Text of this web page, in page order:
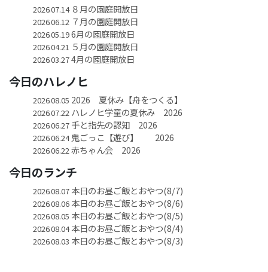
2026.07.14８月の園庭開放日
2026.06.12７月の園庭開放日
2026.05.196月の園庭開放日
2026.04.21 ５月の園庭開放日
2026.03.274月の園庭開放日
今日のハレノヒ
2026.08.05 2026 夏休み【舟をつくる】
2026.07.22ハレノヒ学童の夏休み 2026
2026.06.27手と指先の認知 2026
2026.06.24鬼ごっこ【遊び】 2026
2026.06.22赤ちゃん会 2026
今日のランチ
2026.08.07本日のお昼ご飯とおやつ(8/7)
2026.08.06本日のお昼ご飯とおやつ(8/6)
2026.08.05 本日のお昼ご飯とおやつ(8/5)
2026.08.04本日のお昼ご飯とおやつ(8/4)
2026.08.03 本日のお昼ご飯とおやつ(8/3)